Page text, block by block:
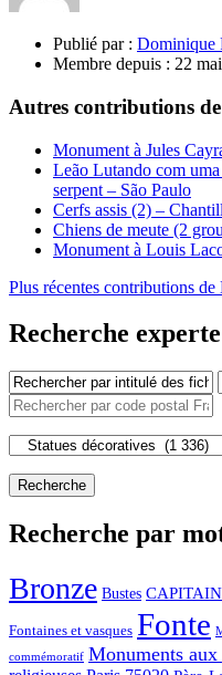
Publié par : Dominique
Membre depuis : 22
Autres contributions
Monument à Jules
Leão Lutando com
serpent – São Paulo
Cerfs assis (2) –
Chiens de meute (2
Monument à Louis
Plus récentes contributions
Recherche
Recherche par
Bronze Bustes
Fontaines et vasques Fonte
commémoratif Monuments